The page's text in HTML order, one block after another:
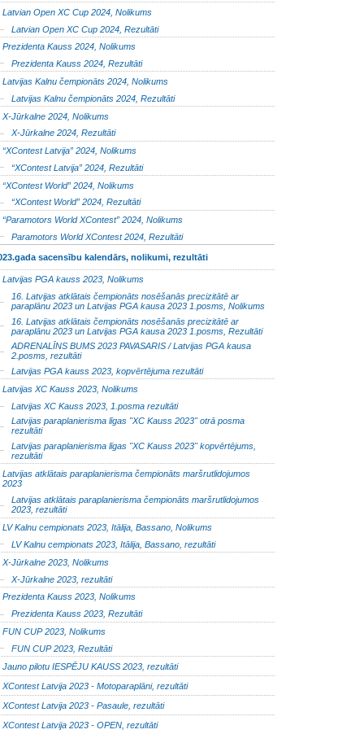
Latvian Open XC Cup 2024, Nolikums
Latvian Open XC Cup 2024, Rezultāti
Prezidenta Kauss 2024, Nolikums
Prezidenta Kauss 2024, Rezultāti
Latvijas Kalnu čempionāts 2024, Nolikums
Latvijas Kalnu čempionāts 2024, Rezultāti
X-Jūrkalne 2024, Nolikums
X-Jūrkalne 2024, Rezultāti
“XContest Latvija” 2024, Nolikums
“XContest Latvija” 2024, Rezultāti
“XContest World” 2024, Nolikums
“XContest World” 2024, Rezultāti
“Paramotors World XContest” 2024, Nolikums
Paramotors World XContest 2024, Rezultāti
sacensību kalendārs, nolikumi, rezultāti
Latvijas PGA kauss 2023, Nolikums
16. Latvijas atklātais čempionāts nosēšanās precizitātē ar
paraplānu 2023 un Latvijas PGA kausa 2023 1.posms, Nolikums
16. Latvijas atklātais čempionāts nosēšanās precizitātē ar
paraplānu 2023 un Latvijas PGA kausa 2023 1.posms, Rezultāti
ADRENALĪNS BUMS 2023 PAVASARIS / Latvijas PGA kausa
2.posms, rezultāti
Latvijas PGA kauss 2023, kopvērtējuma rezultāti
Latvijas XC Kauss 2023, Nolikums
Latvijas XC Kauss 2023, 1.posma rezultāti
Latvijas paraplanierisma līgas "XC Kauss 2023" otrā posma
rezultāti
Latvijas paraplanierisma līgas "XC Kauss 2023" kopvērtējums,
rezultāti
Latvijas atklātais paraplanierisma čempionāts maršrutlidojumos
2023
Latvijas atklātais paraplanierisma čempionāts maršrutlidojumos
2023, rezultāti
LV Kalnu cempionats 2023, Itālija, Bassano, Nolikums
LV Kalnu cempionats 2023, Itālija, Bassano, rezultāti
X-Jūrkalne 2023, Nolikums
X-Jūrkalne 2023, rezultāti
Prezidenta Kauss 2023, Nolikums
Prezidenta Kauss 2023, Rezultāti
FUN CUP 2023, Nolikums
FUN CUP 2023, Rezultāti
Jauno pilotu IESPĒJU KAUSS 2023, rezultāti
XContest Latvija 2023 - Motoparaplāni, rezultāti
XContest Latvija 2023 - Pasaule, rezultāti
XContest Latvija 2023 - OPEN, rezultāti